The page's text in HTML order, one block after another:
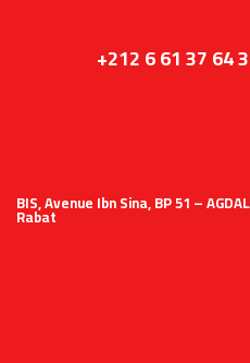
+212 6 61 37 64
51 BIS, Avenue Ibn Sina, BP 51 –
Rabat